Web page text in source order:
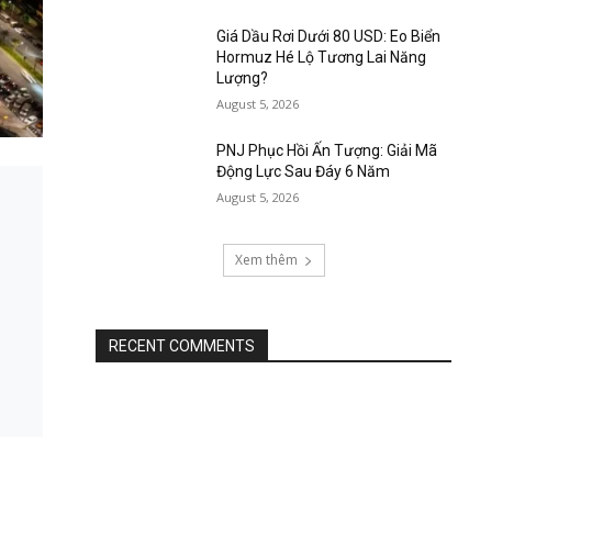
Giá Dầu Rơi Dưới 80 USD: Eo Biển
Hormuz Hé Lộ Tương Lai Năng
Lượng?
August 5, 2026
PNJ Phục Hồi Ấn Tượng: Giải Mã
Động Lực Sau Đáy 6 Năm
August 5, 2026
Xem thêm
RECENT COMMENTS